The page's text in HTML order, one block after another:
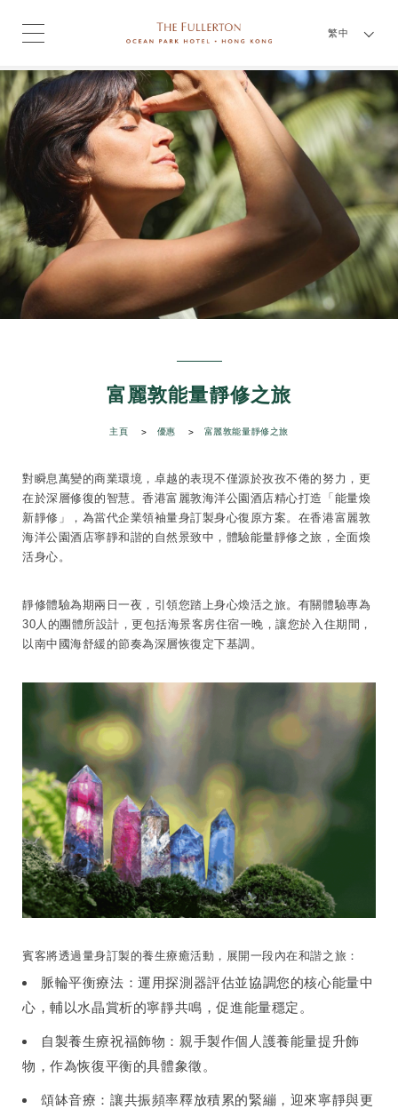
繁中
富麗敦能量靜修之旅
主頁 優惠 富麗敦能量靜修之旅
對瞬息萬變的商業環境，卓越的表現不僅源於孜孜不倦的努力，更
在於深層修復的智慧。香港富麗敦海洋公園酒店精心打造「能量煥
新靜修」，為當代企業領袖量身訂製身心復原方案。在香港富麗敦
海洋公園酒店寧靜和諧的自然景致中，體驗能量靜修之旅，全面煥
活身心。
靜修體驗為期兩日一夜，引領您踏上身心煥活之旅。有關體驗專為
30人的團體所設計，更包括海景客房住宿一晚，讓您於入住期間，
以南中國海舒緩的節奏為深層恢復定下基調。
賓客將透過量身訂製的養生療癒活動，展開一段內在和諧之旅：
脈輪平衡療法：運用探測器評估並協調您的核心能量中
心，輔以水晶賞析的寧靜共鳴，促進能量穩定。
自製養生療祝福飾物：親手製作個人護養能量提升飾
物，作為恢復平衡的具體象徵。
頌缽音療：讓共振頻率釋放積累的緊繃，迎來寧靜與更